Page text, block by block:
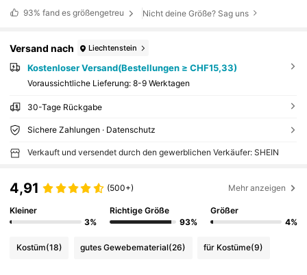
93% fand es größengetreu Nicht deine Größe? Sag uns
Versand nach Liechtenstein
Kostenloser Versand(Bestellungen ≥ CHF15,33)
Voraussichtliche Lieferung: 8-9 Werktagen
30-Tage Rückgabe
Sichere Zahlungen · Datenschutz
Verkauft und versendet durch den gewerblichen Verkäufer: SHEIN
4,91 (500+) Mehr anzeigen
Kleiner
3%
Richtige Größe
93%
Größer
4%
Kostüm(18) gutes Gewebematerial(26) für Kostüme(9)